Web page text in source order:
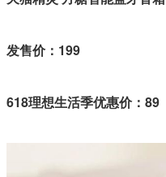
发售价：199
618理想生活季优惠价：89